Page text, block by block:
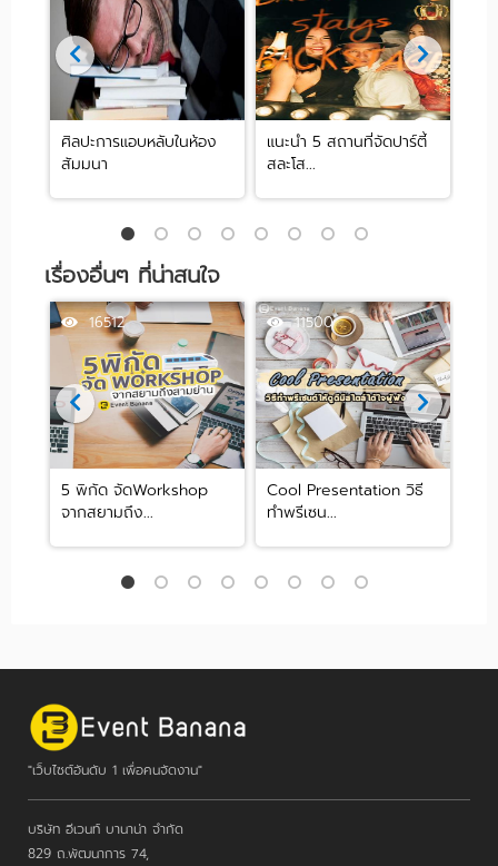
ศิลปะการแอบหลับในห้อง
สัมมนา
แนะนำ 5 สถานที่จัดปาร์ตี้
สละโส...
เรื่องอื่นๆ ที่น่าสนใจ
16512
5 พิกัด จัดWorkshop
จากสยามถึง...
11500
Cool Presentation วิธี
ทำพรีเซน...
"เว็บไซต์อันดับ 1 เพื่อคนจัดงาน"
บริษัท อีเวนท์ บานาน่า จำกัด
829 ถ.พัฒนาการ 74,